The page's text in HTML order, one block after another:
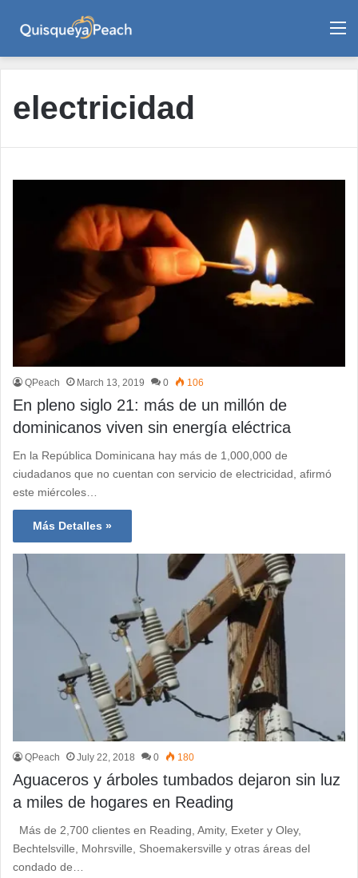
electricidad
QPeach March 13, 2019 0 106
En pleno siglo 21: más de un millón de
dominicanos viven sin energía eléctrica
En la República Dominicana hay más de 1,000,000 de
ciudadanos que no cuentan con servicio de electricidad, afirmó
este miércoles…
Más Detalles »
QPeach July 22, 2018 0 180
Aguaceros y árboles tumbados dejaron sin luz
a miles de hogares en Reading
Más de 2,700 clientes en Reading, Amity, Exeter y Oley,
Bechtelsville, Mohrsville, Shoemakersville y otras áreas del
condado de…